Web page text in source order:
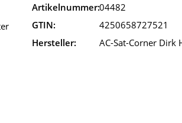
Artikelnummer:04482
GTIN:
4250658727521
Hersteller:
AC-Sat-Corner Dirk